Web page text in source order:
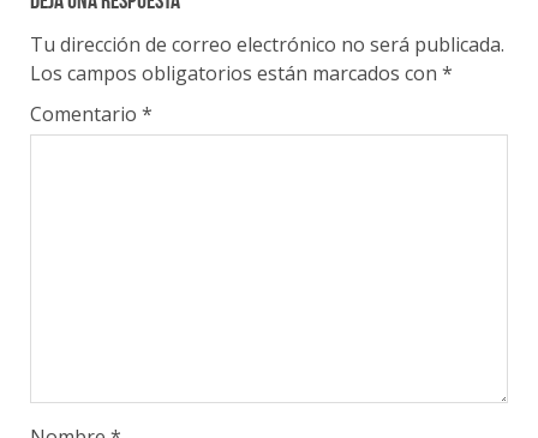
Tu dirección de correo electrónico no será publicada.
Los campos obligatorios están marcados con *
Comentario *